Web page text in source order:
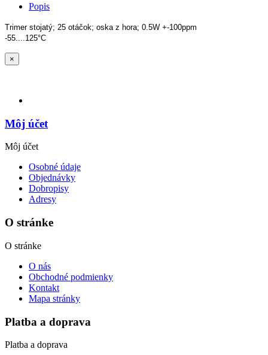
Popis
Trimer stojatý; 25 otáčok; oska z hora; 0.5W +-100ppm
-55....125°C
×
Môj účet
Môj účet
Osobné údaje
Objednávky
Dobropisy
Adresy
O stránke
O stránke
O nás
Obchodné podmienky
Kontakt
Mapa stránky
Platba a doprava
Platba a doprava